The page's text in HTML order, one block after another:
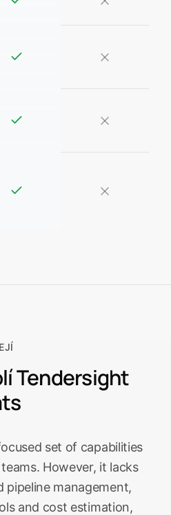
Tendersight
set of capabilities
However, it lacks
pipeline management,
and cost estimation,